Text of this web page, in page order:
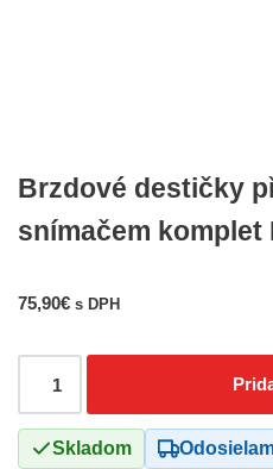
Brzdové destičky
snímačem komplet
75,90€ s DPH
Skladom